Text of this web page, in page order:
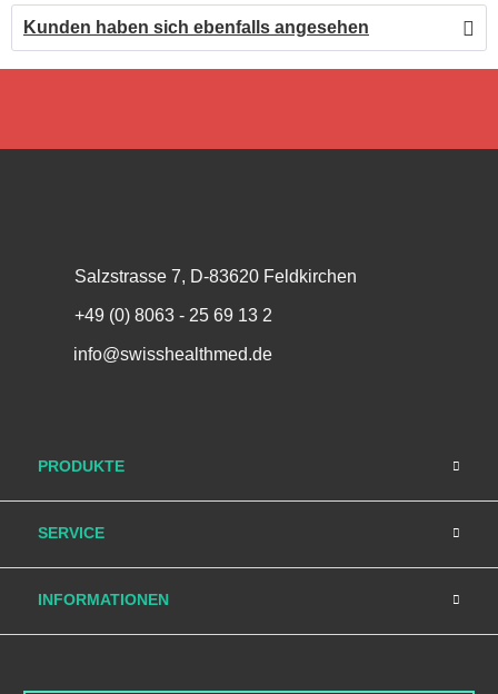
Kunden haben sich ebenfalls angesehen
Salzstrasse 7, D-83620 Feldkirchen
+49 (0) 8063 - 25 69 13 2
info@swisshealthmed.de
PRODUKTE
SERVICE
INFORMATIONEN